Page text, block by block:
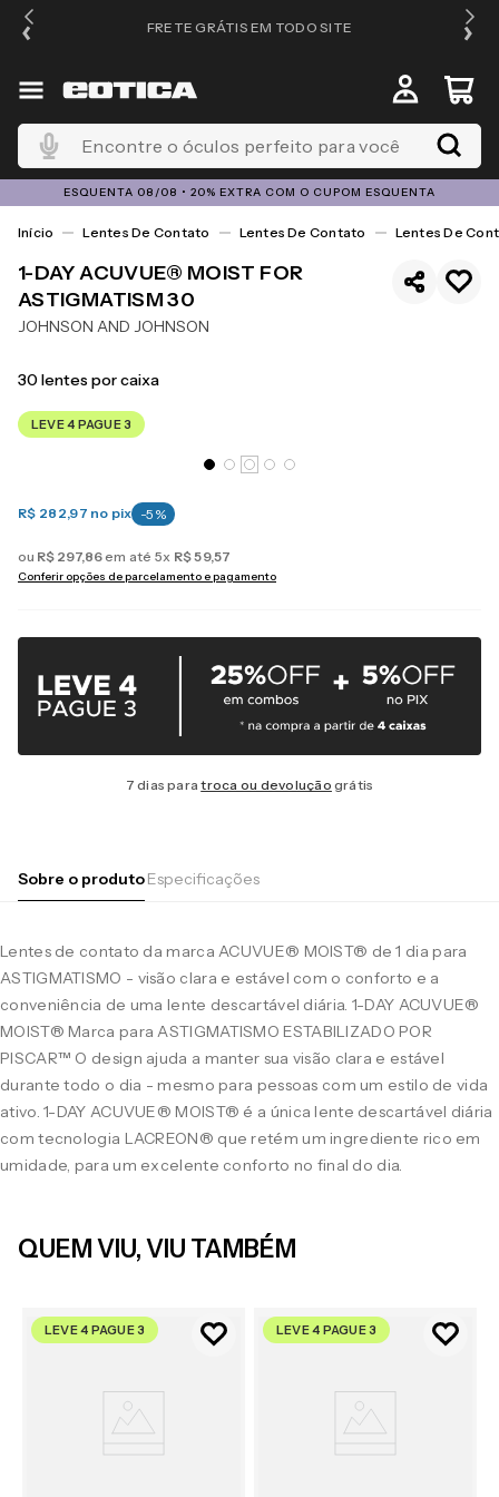
FRETE GRÁTIS EM TODO SITE
Encontre o óculos perfeito para você
ESQUENTA 08/08 • 20% EXTRA COM O CUPOM ESQUENTA
Lentes De Contato Lentes De Contato Lentes De
1-DAY ACUVUE® MOIST FOR
ASTIGMATISM 30
JOHNSON AND JOHNSON
30lentes por caixa
LEVE 4 PAGUE 3
R$ 282,97 no pix -5 %
ou R$ 297,86 em até 5x R$59,57
Conferir opções de parcelamento e pagamento
7 dias paratroca ou devolução grátis
Sobre o produtoEspecificações
Lentes de contato da marca ACUVUE® MOIST® de 1 dia para
ASTIGMATISMO - visão clara e estável com o conforto e a
conveniência de uma lente descartável diária. 1-DAY ACUVUE®
MOIST® Marca para ASTIGMATISMO ESTABILIZADO POR
PISCAR™ O design ajuda a manter sua visão clara e estável
durante todo o dia - mesmo para pessoas com um estilo de vida
ativo. 1-DAY ACUVUE® MOIST® é a única lente descartável diária
com tecnologia LACREON® que retém um ingrediente rico em
umidade, para um excelente conforto no final do dia.
QUEM VIU, VIU TAMBÉM
LEVE 4 PAGUE 3 LEVE 4 PAGUE 3